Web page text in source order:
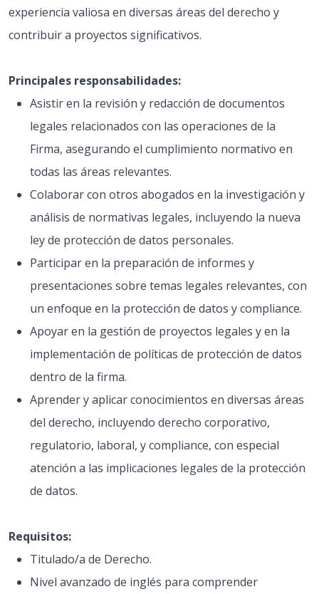
experiencia valiosa en diversas áreas del derecho y
contribuir a proyectos significativos.
Principales responsabilidades:
Asistir en la revisión y redacción de documentos
legales relacionados con las operaciones de la
Firma, asegurando el cumplimiento normativo en
todas las áreas relevantes.
Colaborar con otros abogados en la investigación y
análisis de normativas legales, incluyendo la nueva
ley de protección de datos personales.
Participar en la preparación de informes y
presentaciones sobre temas legales relevantes, con
un enfoque en la protección de datos y compliance.
Apoyar en la gestión de proyectos legales y en la
implementación de políticas de protección de datos
dentro de la firma.
Aprender y aplicar conocimientos en diversas áreas
del derecho, incluyendo derecho corporativo,
regulatorio, laboral, y compliance, con especial
atención a las implicaciones legales de la protección
de datos.
Requisitos:
Titulado/a de Derecho.
Nivel avanzado de inglés para comprender